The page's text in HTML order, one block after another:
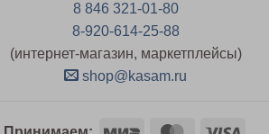
8 846 321-01-80
8-920-614-25-88
(интернет-магазин, маркетплейсы)
shop@kasam.ru